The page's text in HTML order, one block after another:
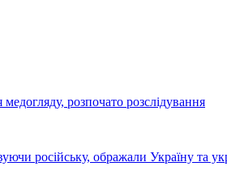
розпочато розслідування
російську, ображали Україну та